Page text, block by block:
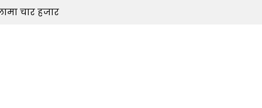
चार हजार